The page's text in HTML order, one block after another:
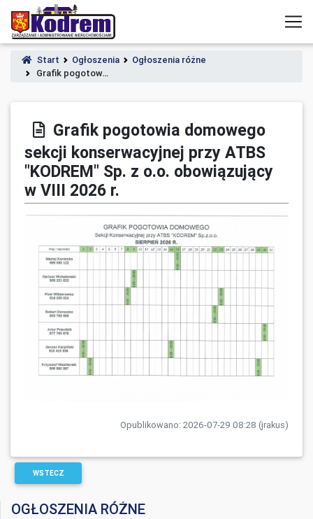
Start Ogłoszenia
Ogłoszenia różne
Grafik pogotow…
Grafik pogotowia domowego
sekcji konserwacyjnej przy ATBS
"KODREM" Sp. z o.o. obowiązujący
w VIII 2026 r.
Opublikowano: 2026-07-29 08:28 (jrakus)
WSTECZ
OGŁOSZENIA RÓŻNE